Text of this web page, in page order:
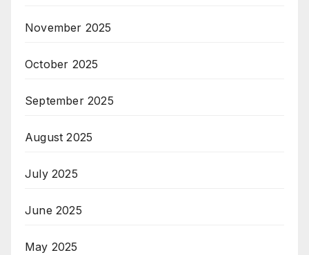
November 2025
October 2025
September 2025
August 2025
July 2025
June 2025
May 2025